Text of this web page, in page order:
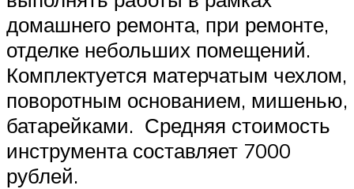
домашнего ремонта, при ремонте,
отделке небольших помещений.
Комплектуется матерчатым чехлом,
поворотным основанием, мишенью,
батарейками. Средняя стоимость
инструмента составляет 7000
рублей.